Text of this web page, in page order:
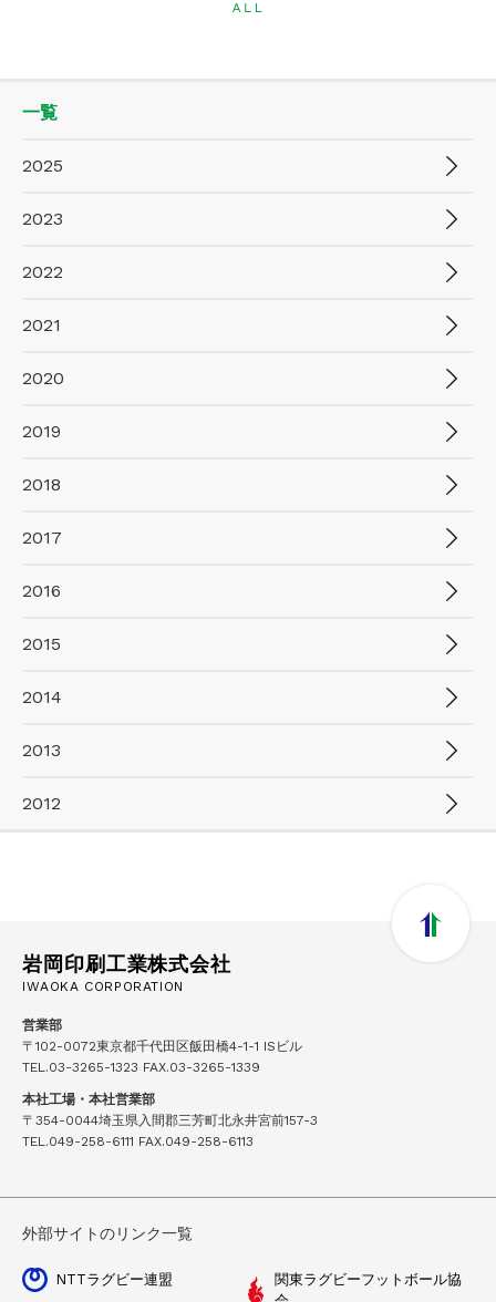
一覧
2025
2023
2022
2021
2020
2019
2018
2017
2016
2015
2014
2013
2012
岩岡印刷工業株式会社
IWAOKA CORPORATION
営業部
〒102-0072東京都千代田区飯田橋4-1-1 ISビル
TEL.03-3265-1323 FAX.03-3265-1339
本社工場・本社営業部
〒354-0044埼玉県入間郡三芳町北永井宮前157-3
TEL.049-258-6111 FAX.049-258-6113
外部サイトのリンク一覧
NTTラグビー連盟
関東ラグビーフットボール協